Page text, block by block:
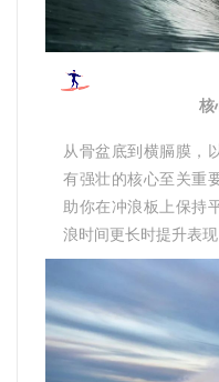
核
从骨盆底到横膈膜，
有强壮的核心至关重
助你在冲浪板上保持
浪时间更长时提升表现